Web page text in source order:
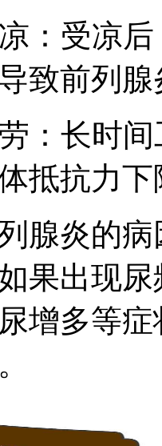
受凉后
致前列腺
长时间
抵抗力
炎的病
果出现
增多等